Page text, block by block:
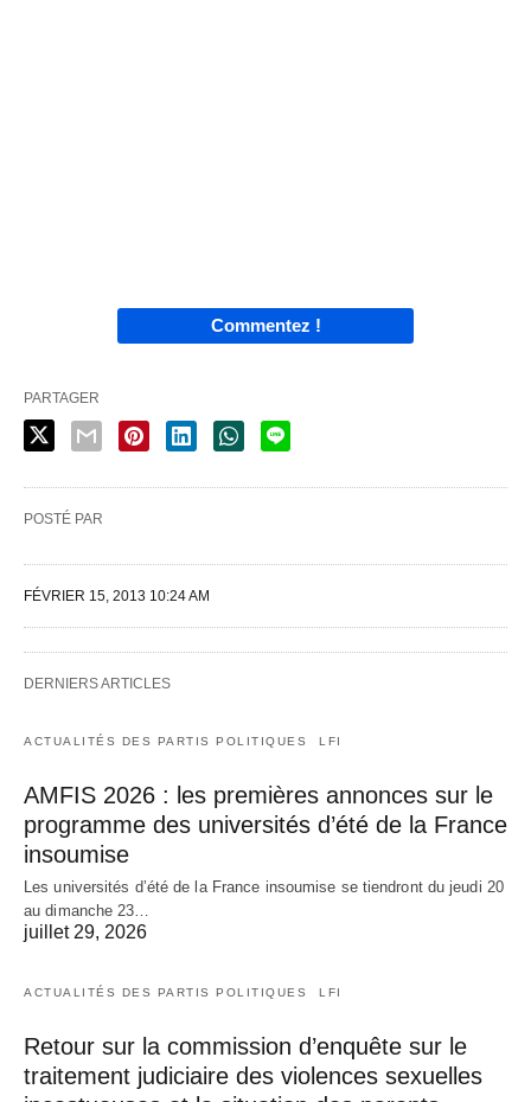
Commentez !
PARTAGER
POSTÉ PAR
FÉVRIER 15, 2013 10:24 AM
DERNIERS ARTICLES
ACTUALITÉS DES PARTIS POLITIQUES LFI
AMFIS 2026 : les premières annonces sur le
programme des universités d’été de la France
insoumise
Les universités d’été de la France insoumise se tiendront du jeudi 20
au dimanche 23…
juillet 29, 2026
ACTUALITÉS DES PARTIS POLITIQUES LFI
Retour sur la commission d’enquête sur le
traitement judiciaire des violences sexuelles